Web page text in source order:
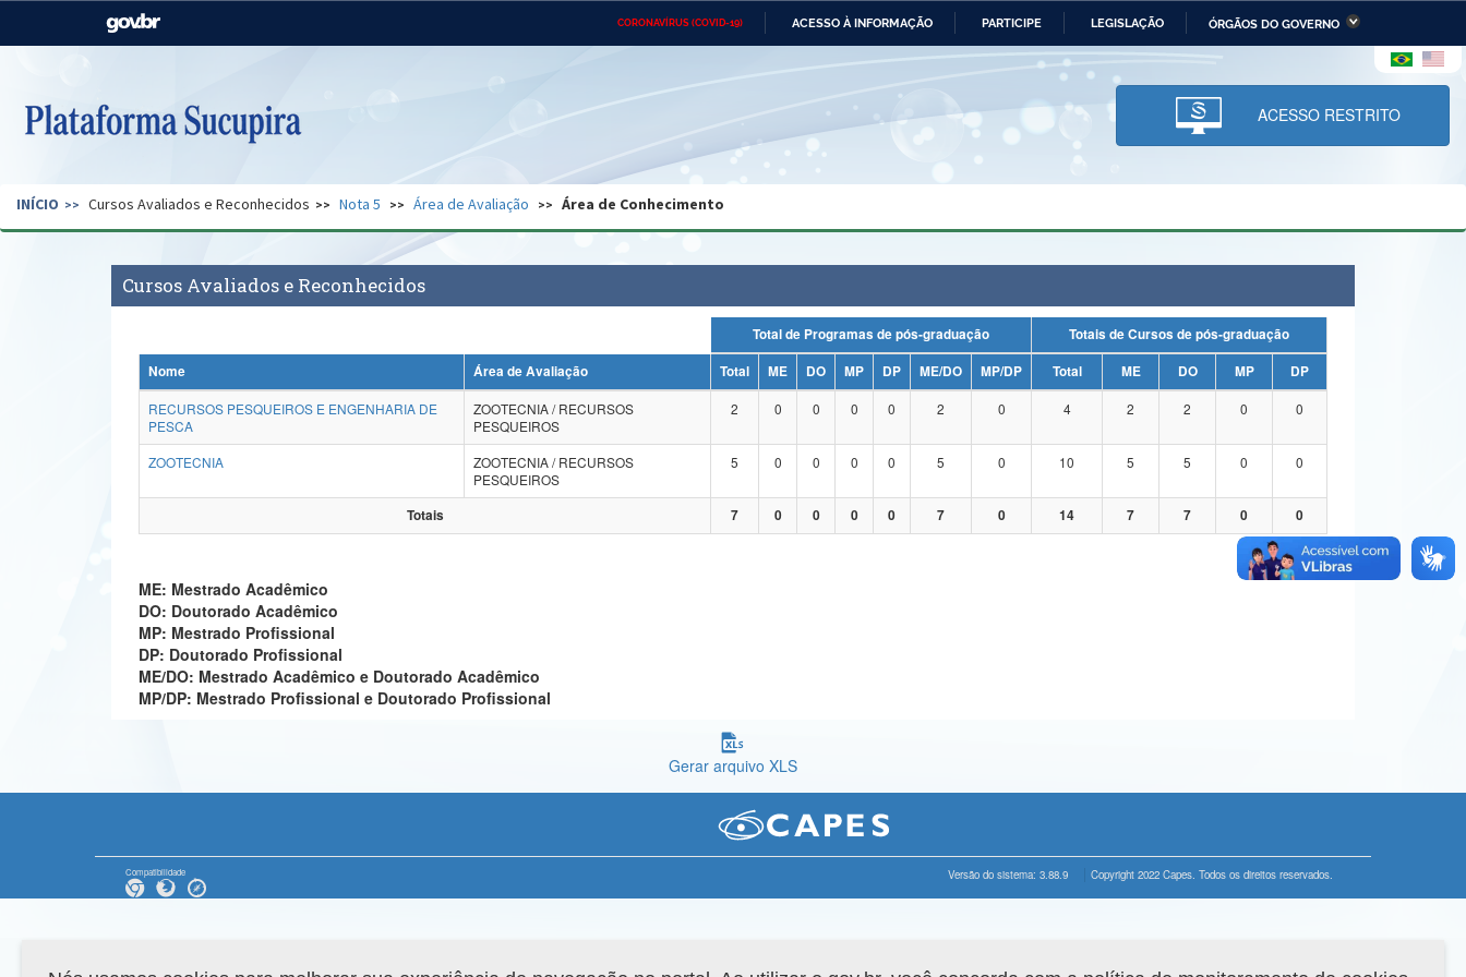
CORONAVÍRUS (COVID-19) ACESSO À INFORMAÇÃO PARTICIPE LEGISLAÇÃO ÓRGÃOS DO GOVERNO
Casa Civil Ministério das Relações Ministério da Economia Ministério da Infraestrutura
Pecuária e Abastecimento
Ministério da Ciência,
Tecnologia, Inovações e
Comunicações
Ministério do Desenvolvimento
Regional e dos Direitos Humanos
Secretaria de Governo Gabinete de Segurança Advocacia-Geral da União Banco Central do Brasil Planalto
ACESSO RESTRITO
INÍCIO Cursos Avaliados e Reconhecidos Nota 5 Área de Avaliação Área de Conhecimento
Cursos Avaliados e Reconhecidos
Total de Programas de pós-graduação
Totais de Cursos de pós-graduação
Nome
Área de Avaliação Total ME DO MP DP ME/DO MP/DP Total ME DO MP
DP
RECURSOS PESQUEIROS E ENGENHARIA DE
PESCA
ZOOTECNIA / RECURSOS
PESQUEIROS
2 0 0 0 0 2 0 4 2 2 0 0
ZOOTECNIA
ZOOTECNIA / RECURSOS
PESQUEIROS
5 0 0 0 0 5 0 10 5 5 0 0
Totais 7 0 0 0 0 7 0 14 7 7 0 0
ME: Mestrado Acadêmico
DO: Doutorado Acadêmico
MP: Mestrado Profissional
DP: Doutorado Profissional
ME/DO: Mestrado Acadêmico e Doutorado Acadêmico
MP/DP: Mestrado Profissional e Doutorado Profissional
Gerar arquivo XLS
Compatibilidade Versão do sistema: 3.88.9 Copyright 2022 Capes. Todos os direitos reservados.